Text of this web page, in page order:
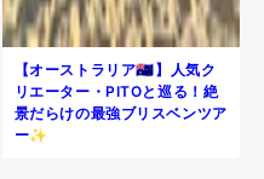
【オーストラリア🇦🇺】人気ク
リエーター・PITOと巡る！絶
景だらけの最強ブリスベンツア
ー✨